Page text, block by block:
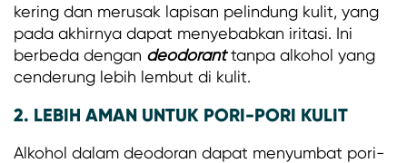
kering dan merusak lapisan pelindung kulit, yang
pada akhirnya dapat menyebabkan iritasi. Ini
berbeda dengan deodoranttanpa alkohol yang
cenderung lebih lembut di kulit.
2. LEBIH AMAN UNTUK PORI-PORI KULIT
Alkohol dalam deodoran dapat menyumbat pori-